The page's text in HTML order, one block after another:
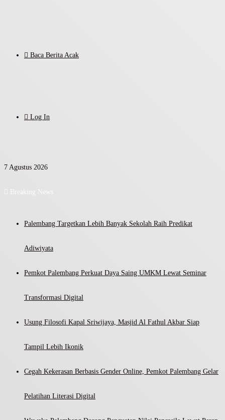
Baca Berita Acak
Log In
7 Agustus 2026
Breaking News
Palembang Targetkan Lebih Banyak Sekolah Raih Predikat
Adiwiyata
Pemkot Palembang Perkuat Daya Saing UMKM Lewat Seminar
Transformasi Digital
Usung Filosofi Kapal Sriwijaya, Masjid Al Fathul Akbar Siap
Tampil Lebih Ikonik
Cegah Kekerasan Berbasis Gender Online, Pemkot Palembang Gelar
Pelatihan Literasi Digital